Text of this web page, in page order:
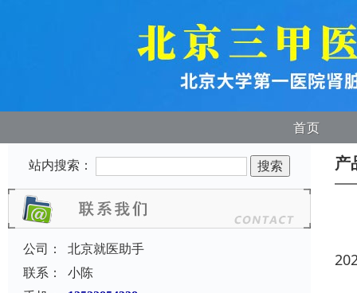
首页
站内搜索：
公司：
北京就医助手
联系：
小陈
产